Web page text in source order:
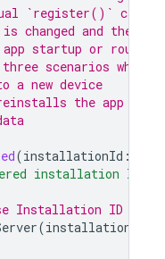
`register()` call
changed and the
startup or
scenarios when
a new device
the app
(installationId :
installation ID:
Installation ID to
(installationId